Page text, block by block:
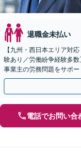
退職金未払い
【九州・西日本エリア対
験あり／労働紛争経験多
事業主の労務問題をサポ
側から御社の労働問題解
電話でお問い合